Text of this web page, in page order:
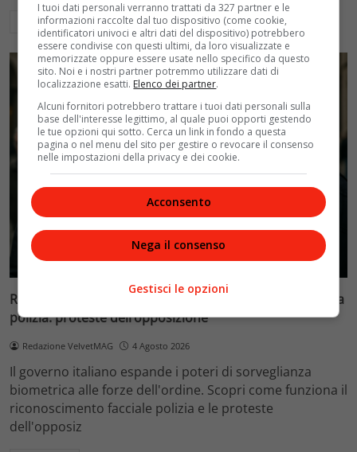
Leggi di più
Politica
Riconoscimento facciale, il governo accelera i poteri alla
polizia: proteste dell’opposizione
Redazione VelvetMAG 4 Agosto 2026
Il governo italiano espande i poteri di sorveglianza
biometrica alle forze dell'ordine. Scopri come funziona il
riconoscimento facciale polizia e le proteste
dell'opposiz
I tuoi dati personali verranno trattati da 327 partner e le
informazioni raccolte dal tuo dispositivo (come cookie,
identificatori univoci e altri dati del dispositivo) potrebbero
essere condivise con questi ultimi, da loro visualizzate e
memorizzate oppure essere usate nello specifico da questo
sito. Noi e i nostri partner potremmo utilizzare dati di
localizzazione esatti. Elenco dei partner.
Alcuni fornitori potrebbero trattare i tuoi dati personali sulla
base dell'interesse legittimo, al quale puoi opporti gestendo
le tue opzioni qui sotto. Cerca un link in fondo a questa
pagina o nel menu del sito per gestire o revocare il consenso
nelle impostazioni della privacy e dei cookie.
Acconsento
Nega il consenso
Gestisci le opzioni